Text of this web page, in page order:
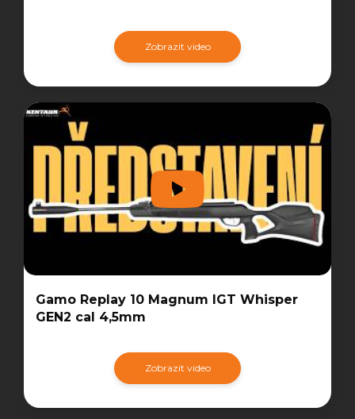
Zobrazit video
Gamo Replay 10 Magnum IGT Whisper
GEN2 cal 4,5mm
Zobrazit video